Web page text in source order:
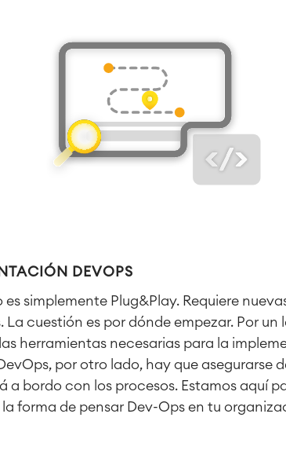
DEVOPS
es simplemente Plug&Play. Requiere
La cuestión es por dónde empezar. Por un
herramientas necesarias para la
por otro lado, hay que asegurarse
a bordo con los procesos. Estamos aquí
forma de pensar Dev-Ops en tu